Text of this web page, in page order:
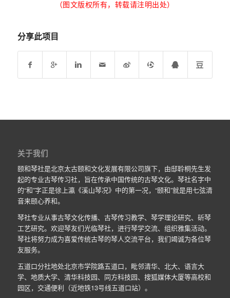
（图文版权所有，转载请注明出处）
分享此项目
关于我们
颐和琴社是北京太古颐和文化发展有限公司旗下，由邸聆桐先生发
起的专业古琴传习社，旨在传承中国传统的古琴文化。琴社名字中
的“和”字正是徐上瀛《溪山琴况》中的第一况，“颐和”就是用七弦清
音来颐心养和。
琴社专业从事古琴文化传播、古琴传习教学、琴学理论研究、斫琴
工艺研究。欢迎琴友们光临琴社，进行琴学交流、组织雅集活动。
琴社将努力成为喜爱传统古琴的琴人交流平台，我们竭诚为各位琴
友服务。
五道口分社地处北京市学院路五道口，毗邻清华、北大、语言大
学、地质大学、清华科技园、同方科技园、搜狐媒体大厦等高校和
园区，交通便利（近地铁13号线五道口站）。